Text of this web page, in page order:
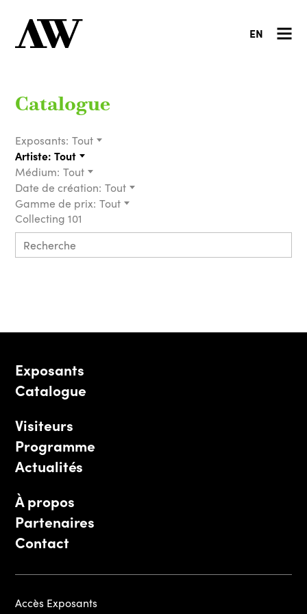
EN
Catalogue
Exposants: Tout
Artiste: Tout
Médium: Tout
Date de création: Tout
Gamme de prix: Tout
Collecting 101
Exposants
Catalogue
Visiteurs
Programme
Actualités
À propos
Partenaires
Contact
Accès Exposants